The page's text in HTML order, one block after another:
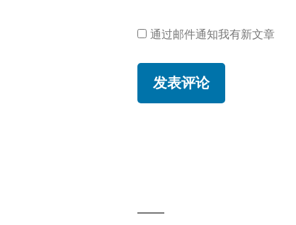
通过邮件通知我有新文章